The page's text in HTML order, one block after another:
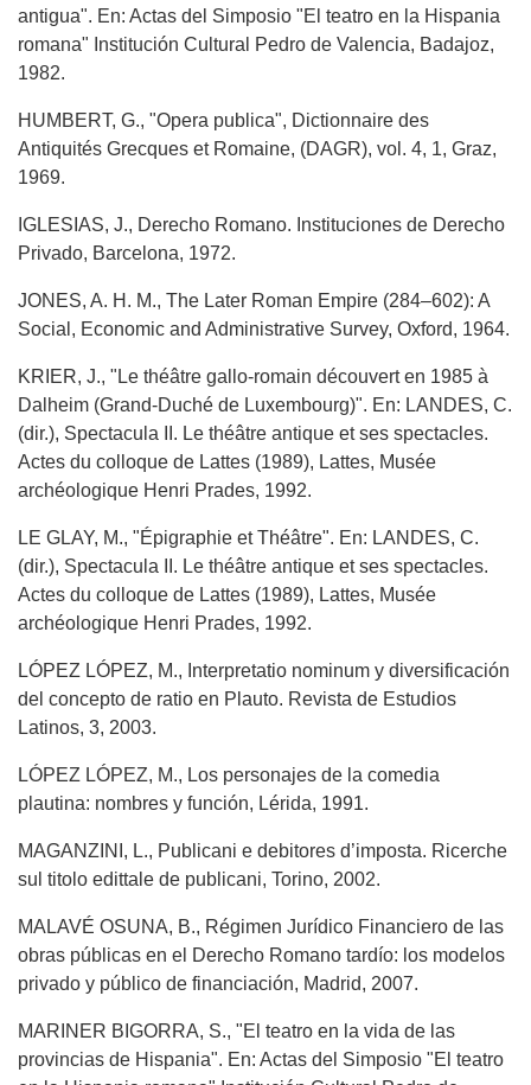
antigua". En: Actas del Simposio "El teatro en la Hispania
romana" Institución Cultural Pedro de Valencia, Badajoz,
1982.
HUMBERT, G., "Opera publica", Dictionnaire des
Antiquités Grecques et Romaine, (DAGR), vol. 4, 1, Graz,
1969.
IGLESIAS, J., Derecho Romano. Instituciones de Derecho
Privado, Barcelona, 1972.
JONES, A. H. M., The Later Roman Empire (284–602): A
Social, Economic and Administrative Survey, Oxford, 1964.
KRIER, J., "Le théâtre gallo-romain découvert en 1985 à
Dalheim (Grand-Duché de Luxembourg)". En: LANDES, C.
(dir.), Spectacula II. Le théâtre antique et ses spectacles.
Actes du colloque de Lattes (1989), Lattes, Musée
archéologique Henri Prades, 1992.
LE GLAY, M., "Épigraphie et Théâtre". En: LANDES, C.
(dir.), Spectacula II. Le théâtre antique et ses spectacles.
Actes du colloque de Lattes (1989), Lattes, Musée
archéologique Henri Prades, 1992.
LÓPEZ LÓPEZ, M., Interpretatio nominum y diversificación
del concepto de ratio en Plauto. Revista de Estudios
Latinos, 3, 2003.
LÓPEZ LÓPEZ, M., Los personajes de la comedia
plautina: nombres y función, Lérida, 1991.
MAGANZINI, L., Publicani e debitores d’imposta. Ricerche
sul titolo edittale de publicani, Torino, 2002.
MALAVÉ OSUNA, B., Régimen Jurídico Financiero de las
obras públicas en el Derecho Romano tardío: los modelos
privado y público de financiación, Madrid, 2007.
MARINER BIGORRA, S., "El teatro en la vida de las
provincias de Hispania". En: Actas del Simposio "El teatro